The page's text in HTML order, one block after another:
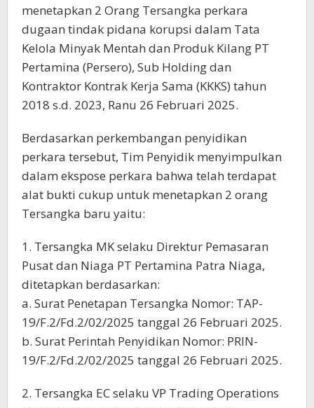
menetapkan 2 Orang Tersangka perkara
dugaan tindak pidana korupsi dalam Tata
Kelola Minyak Mentah dan Produk Kilang PT
Pertamina (Persero), Sub Holding dan
Kontraktor Kontrak Kerja Sama (KKKS) tahun
2018 s.d. 2023, Ranu 26 Februari 2025.
Berdasarkan perkembangan penyidikan
perkara tersebut, Tim Penyidik menyimpulkan
dalam ekspose perkara bahwa telah terdapat
alat bukti cukup untuk menetapkan 2 orang
Tersangka baru yaitu:
1. Tersangka MK selaku Direktur Pemasaran
Pusat dan Niaga PT Pertamina Patra Niaga,
ditetapkan berdasarkan:
a. Surat Penetapan Tersangka Nomor: TAP-
19/F.2/Fd.2/02/2025 tanggal 26 Februari 2025.
b. Surat Perintah Penyidikan Nomor: PRIN-
19/F.2/Fd.2/02/2025 tanggal 26 Februari 2025.
2. Tersangka EC selaku VP Trading Operations